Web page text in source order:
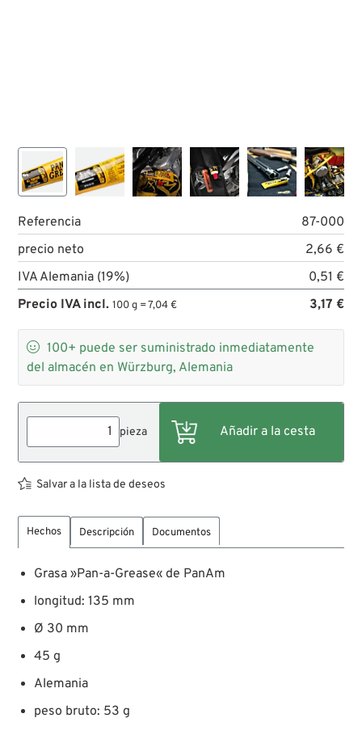
Referencia
87-000
precio neto
2,66 €
IVA Alemania (19%)
0,51 €
Precio IVA incl.100 g = 7,04 € 3,17 €
 100+ puede ser suministrado inmediatamente
del almacén en Würzburg, Alemania
pieza
Salvar a la lista de deseos
Hechos Descripción Documentos
Grasa »Pan-a-Grease« de PanAm
longitud: 135 mm
Ø 30 mm
45 g
Alemania
peso bruto: 53 g